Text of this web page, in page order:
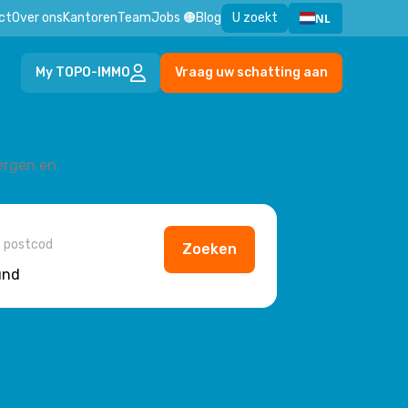
Over onsKantorenTeamJobs 🟠Blog U zoekt NL
in
My TOPO-IMMO Vraag uw schatting aan
en
Zoeken